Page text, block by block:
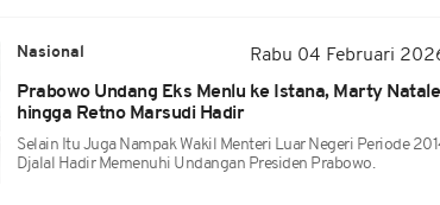
Nasional
Rabu 04 Februari
Prabowo Undang Eks Menlu ke Istana, Marty
hingga Retno Marsudi Hadir
Selain Itu Juga Nampak Wakil Menteri Luar Negeri Periode
Djalal Hadir Memenuhi Undangan Presiden Prabowo.